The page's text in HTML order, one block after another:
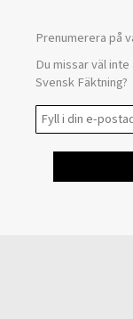
Prenumerera på
Du missar väl
Svensk Fäktning?